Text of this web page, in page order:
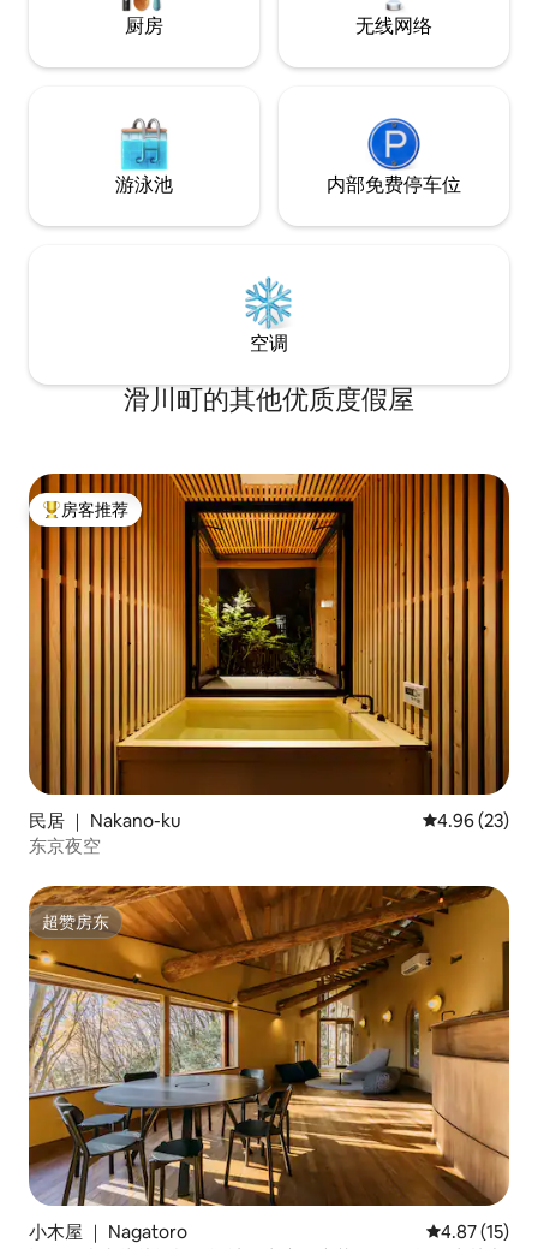
融合了日式和西式风格。 ・与森林相连的
木质露台：打开落地窗，窗外就是一片广
阔的木质露台。 ・富士山景观：您可以从
和的光线透过障子纸窗照射进来，下午在
露台上享用咖啡，伴着森林的声音。 我向
您保证，您将远离城市的喧嚣，在大自然
和精心设计的环境中度过一段特别的时
光，感受到身心的舒缓。 - 完美的夏季度
拔和周围的森林也能让房源的温度保持在
22°C左右。没有空调，穿过森林的凉爽微
风和自然的冷空气令人舒适，让身体放
松。在没有机器声音的静谧中享受舒适的
夏季。
荐，请随时联系我们♪ * 有高速无
* 我们会向预订人发送
的古董市场▪️每周
打火机、
杯、筷子） ▪️超市
坑租赁... 4000日元（带
有安全摄像头。
厨房 无线网络
游泳池 内部免费停车位
空调
滑川町的其他优质度假屋
热门「房客推荐」
房客推荐
民居 ｜ Nakano-ku 平均评分
4.96 (23)
东京夜空
超赞房东
超赞房东
小木屋 ｜ Nagatoro 平均评分
4.87 (15)